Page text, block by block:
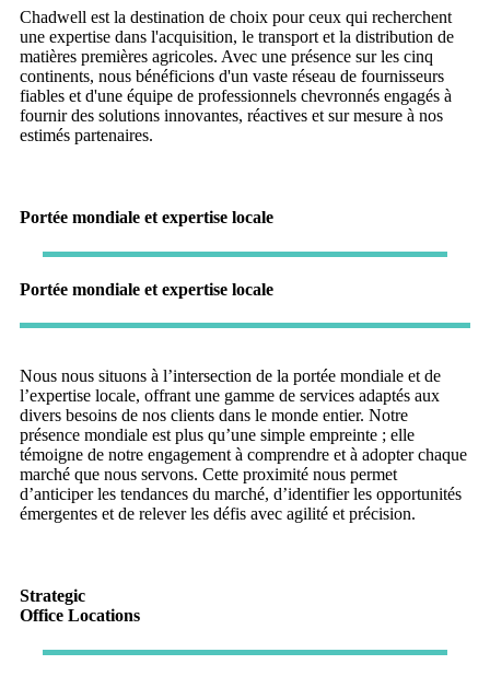
Chadwell est la destination de choix pour ceux qui recherchent
une expertise dans l'acquisition, le transport et la distribution de
matières premières agricoles. Avec une présence sur les cinq
continents, nous bénéficions d'un vaste réseau de fournisseurs
fiables et d'une équipe de professionnels chevronnés engagés à
fournir des solutions innovantes, réactives et sur mesure à nos
estimés partenaires.
Portée mondiale et expertise locale
Portée mondiale et expertise locale
Nous nous situons à l’intersection de la portée mondiale et de
l’expertise locale, offrant une gamme de services adaptés aux
divers besoins de nos clients dans le monde entier. Notre
présence mondiale est plus qu’une simple empreinte ; elle
témoigne de notre engagement à comprendre et à adopter chaque
marché que nous servons. Cette proximité nous permet
d’anticiper les tendances du marché, d’identifier les opportunités
émergentes et de relever les défis avec agilité et précision.
Strategic
Office Locations